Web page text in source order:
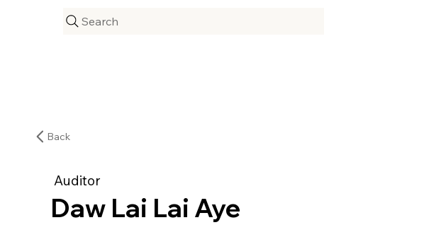
Search
Back
Auditor
Daw Lai Lai Aye